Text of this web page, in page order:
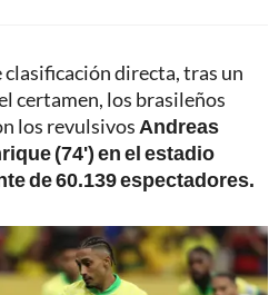
clasificación directa, tras un
certamen, los brasileños
los revulsivos Andreas
(74') en el estadio
de 60.139 espectadores.